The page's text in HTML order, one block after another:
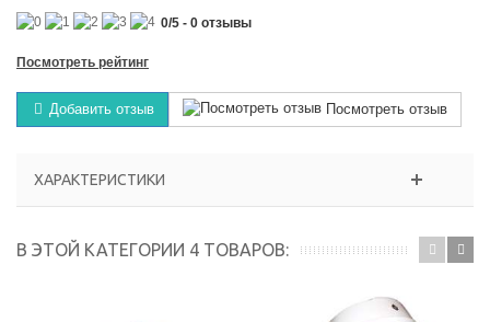
0/5 - 0 отзывы
Посмотреть рейтинг
Добавить отзыв Посмотреть отзыв
ХАРАКТЕРИСТИКИ
В ЭТОЙ КАТЕГОРИИ 4 ТОВАРОВ: